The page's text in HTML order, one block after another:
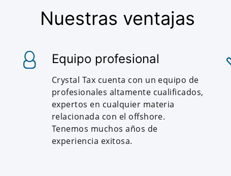
Nuestras ventajas
Equipo profesional
Crystal Tax cuenta con un equipo de
profesionales altamente cualificados,
expertos en cualquier materia
relacionada con el offshore.
Tenemos muchos años de
experiencia exitosa.